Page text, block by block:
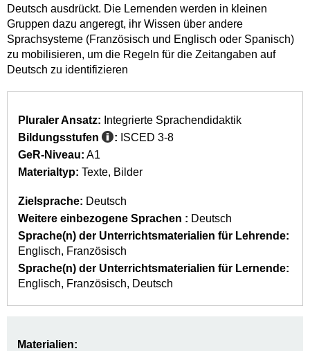
Deutsch ausdrückt. Die Lernenden werden in kleinen
Gruppen dazu angeregt, ihr Wissen über andere
Sprachsysteme (Französisch und Englisch oder Spanisch)
zu mobilisieren, um die Regeln für die Zeitangaben auf
Deutsch zu identifizieren
Pluraler Ansatz: Integrierte Sprachendidaktik
Bildungsstufen
: ISCED 3-8
GeR-Niveau: A1
Materialtyp: Texte Bilder
Zielsprache: Deutsch
Weitere einbezogene Sprachen : Deutsch
Sprache(n) der Unterrichtsmaterialien für Lehrende:
Englisch
Französisch
Sprache(n) der Unterrichtsmaterialien für Lernende:
Englisch
Französisch Deutsch
Materialien: